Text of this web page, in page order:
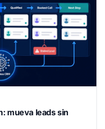
mueva leads sin